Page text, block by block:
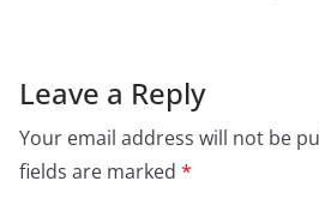
Leave a Reply
Your email address will not be
fields are marked *